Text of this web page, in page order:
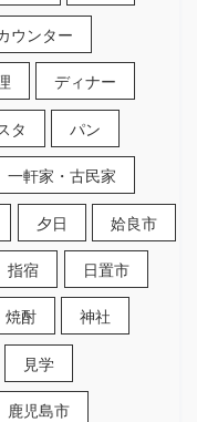
ウンター
ディナー
タ パン
一軒家・古民家
夕日 姶良市
指宿 日置市
焼酎 神社
見学
鹿児島市